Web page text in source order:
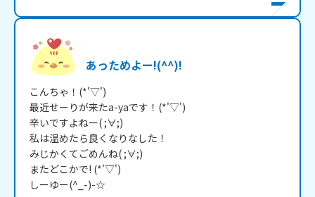
あっためよー!(^^)!
こんちゃ！(*'▽')
最近せーりが来たa-yaです！(*'▽')
辛いですよねー( ;∀;)
私は温めたら良くなりなした！
みじかくてごめんね( ;∀;)
またどこかで! (*'▽')